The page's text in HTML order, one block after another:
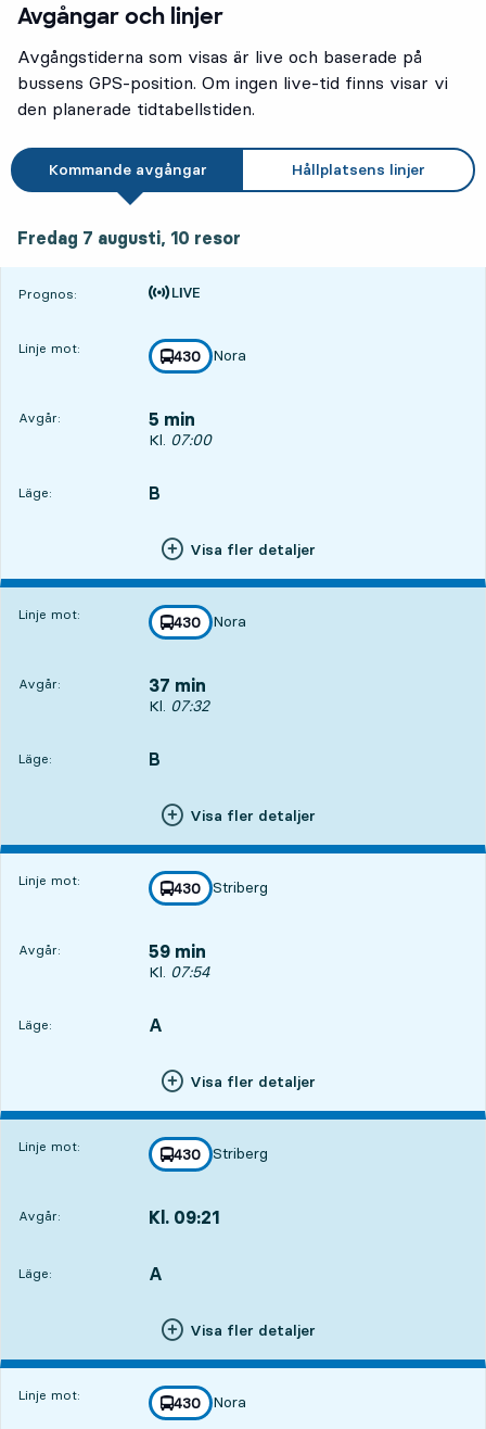
Avgångar och linjer
Avgångstiderna som visas är live och baserade på
bussens GPS-position. Om ingen live-tid finns visar vi
den planerade tidtabellstiden.
Kommande avgångar Hållplatsens linjer
Fredag 7 augusti, 10 resor
Prognos:
Tiden är prognos
Linje mot: linje
430
mot
Nora
,
Avgår: 5 min
Avgår, Kl. 07:00, om 5 min
Kl. 07:00
Läge:
LÄGE, B
,
Visa fler detaljer
Linje mot: linje
430
mot
Nora
,
Avgår: 37 min
Avgår, Kl. 07:32, om 37 min
Kl. 07:32
Läge:
LÄGE, B
,
Visa fler detaljer
Linje mot: linje
430
mot
Striberg
,
Avgår: 59 min
Avgår, Kl. 07:54, om 59 min
Kl. 07:54
Läge:
LÄGE, A
,
Visa fler detaljer
Linje mot: linje
430
mot
Striberg
,
Avgår: Kl. 09:21
Läge:
LÄGE, A
,
Visa fler detaljer
Linje mot: linje
430
mot
Nora
,